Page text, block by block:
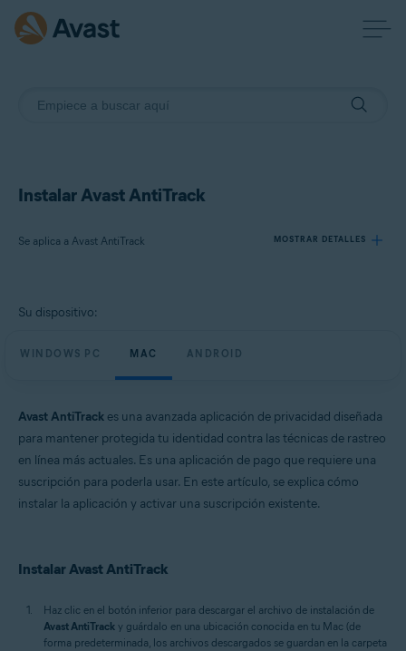
Instalar Avast AntiTrack
Se aplica a Avast AntiTrack MOSTRAR DETALLES
Productos:
Su dispositivo:
WINDOWS PC MAC ANDROID
Avast AntiTrack es una avanzada aplicación de privacidad diseñada
para mantener protegida tu identidad contra las técnicas de rastreo
en línea más actuales. Es una aplicación de pago que requiere una
suscripción para poderla usar. En este artículo, se explica cómo
instalar la aplicación y activar una suscripción existente.
Instalar Avast AntiTrack
Haz clic en el botón inferior para descargar el archivo de instalación de
Avast AntiTrack y guárdalo en una ubicación conocida en tu Mac (de
forma predeterminada, los archivos descargados se guardan en la carpeta